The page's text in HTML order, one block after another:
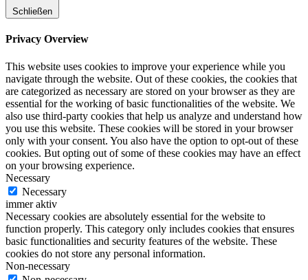
Schließen
Privacy Overview
This website uses cookies to improve your experience while you
navigate through the website. Out of these cookies, the cookies that
are categorized as necessary are stored on your browser as they are
essential for the working of basic functionalities of the website. We
also use third-party cookies that help us analyze and understand how
you use this website. These cookies will be stored in your browser
only with your consent. You also have the option to opt-out of these
cookies. But opting out of some of these cookies may have an effect
on your browsing experience.
Necessary
Necessary
immer aktiv
Necessary cookies are absolutely essential for the website to
function properly. This category only includes cookies that ensures
basic functionalities and security features of the website. These
cookies do not store any personal information.
Non-necessary